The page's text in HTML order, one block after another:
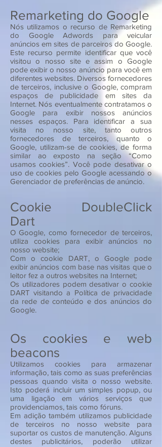
Remarketing do Google
Nós utilizamos o recurso de Remarketing
do Google Adwords para veicular
anúncios em sites de parceiros do Google.
Este recurso permite identificar que você
visitou o nosso site e assim o Google
pode exibir o nosso anúncio para você em
diferentes websites. Diversos fornecedores
de terceiros, inclusive o Google, compram
espaços de publicidade em sites da
Internet. Nós eventualmente contratamos o
Google para exibir nossos anúncios
nesses espaços. Para identificar a sua
visita no nosso site, tanto outros
fornecedores de terceiros, quanto o
Google, utilizam-se de cookies, de forma
similar ao exposto na seção “Como
usamos cookies”. Você pode desativar o
uso de cookies pelo Google acessando o
Gerenciador de preferências de anúncio.
Cookie DoubleClick
Dart
O Google, como fornecedor de terceiros,
utiliza cookies para exibir anúncios no
nosso website;
Com o cookie DART, o Google pode
exibir anúncios com base nas visitas que o
leitor fez a outros websites na Internet;
Os utilizadores podem desativar o cookie
DART visitando a Política de privacidade
da rede de conteúdo e dos anúncios do
Google.
Os cookies e web
beacons
Utilizamos cookies para armazenar
informação, tais como as suas preferências
pessoas quando visita o nosso website.
Isto poderá incluir um simples popup, ou
uma ligação em vários serviços que
providenciamos, tais como fóruns.
Em adição também utilizamos publicidade
de terceiros no nosso website para
suportar os custos de manutenção. Alguns
destes publicitários, poderão utilizar